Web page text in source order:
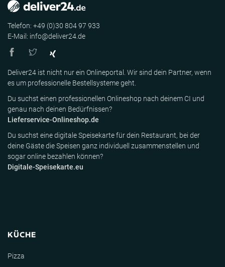
Telefon: +49 (0)30 804 97 933
E-Mail: info@deliver24.de
Deliver24 ist nicht nur ein Onlineportal. Wir sind dein Partner, wenn
es um professionelle Bestellsysteme geht.
Du suchst einen professionellen Onlineshop nach deinem CI und
genau nach deinen Bedürfnissen?
Lieferservice-Onlineshop.de
Du suchst eine digitale Speisekarte für dein Restaurant, bei der
deine Gäste die Speisen ganz individuell zusammenstellen und
sogar online bezahlen können?
Digitale-Speisekarte.eu
KÜCHE
Pizza